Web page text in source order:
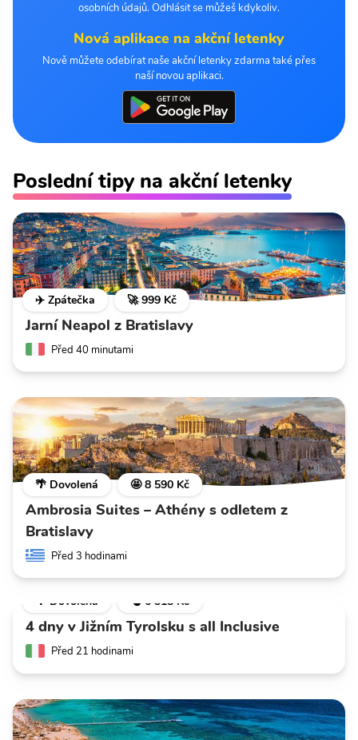
osobních údajů. Odhlásit se můžeš kdykoliv.
Nová aplikace na akční letenky
Nově můžete odebírat naše akční letenky zdarma také přes
naší novou aplikaci.
Poslední tipy na akční letenky
✈️ Zpátečka 🚀 999 Kč
Jarní Neapol z Bratislavy
Před 40 minutami
🌴 Dovolená 🤩 8 590 Kč
Ambrosia Suites – Athény s odletem z
Bratislavy
Před 3 hodinami
🌴 Dovolená 💣 6 318 Kč
4 dny v Jižním Tyrolsku s all Inclusive
Před 21 hodinami